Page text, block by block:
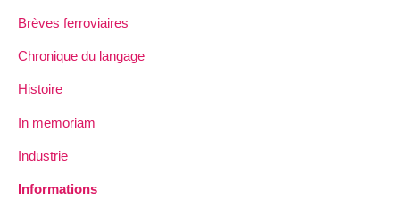
Brèves ferroviaires
Chronique du langage
Histoire
In memoriam
Industrie
Informations